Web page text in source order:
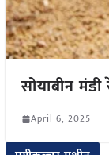
सोयाबीन
April 6, 2025